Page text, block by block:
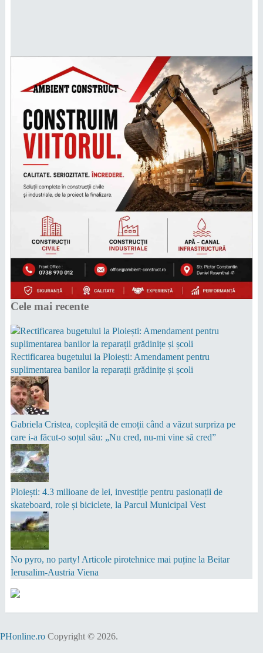
Cele mai recente
Rectificarea bugetului la Ploiești: Amendament pentru
suplimentarea banilor la reparații grădinițe și școli
Gabriela Cristea, copleșită de emoții când a văzut surpriza pe
care i-a făcut-o soțul său: „Nu cred, nu-mi vine să cred”
Ploiești: 4.3 milioane de lei, investiție pentru pasionații de
skateboard, role și biciclete, la Parcul Municipal Vest
No pyro, no party! Articole pirotehnice mai puține la Beitar
Ierusalim-Austria Viena
PHonline.ro Copyright © 2026.